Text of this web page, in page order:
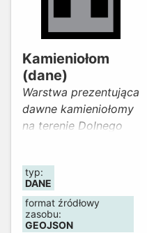
zawiera dodatkowo
informacje opisujące
stan znalezionej
skrytki ze zbiorami, a
obiekty z kategorii
„Tajemnicze
konstrukcje”
zakończeniu budowy
danego obiektu.
współfinansowany
przez Unię
Europejską z
Europejskiego
Funduszu Rozwoju
Regionalnego w
ramach RPO dla
lata 2007-2013. Dane
zostały opracowane
w 2012 roku.
Kamieniołom
(dane)
Warstwa prezentująca
dawne kamieniołomy
na terenie Dolnego
typ:
DANE
format źródłowy
zasobu:
GEOJSON